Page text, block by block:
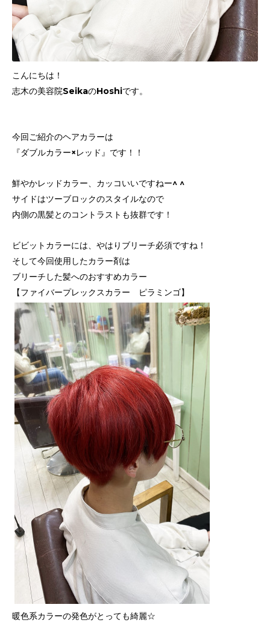
こんにちは！
志木の美容院SeikaのHoshiです。
今回ご紹介のヘアカラーは
『ダブルカラー×レッド』です！！
鮮やかレッドカラー、カッコいいですねー^ ^
サイドはツーブロックのスタイルなので
内側の黒髪とのコントラストも抜群です！
ビビットカラーには、やはりブリーチ必須ですね！
そして今回使用したカラー剤は
ブリーチした髪へのおすすめカラー
【ファイバープレックスカラー ピラミンゴ】
暖色系カラーの発色がとっても綺麗☆